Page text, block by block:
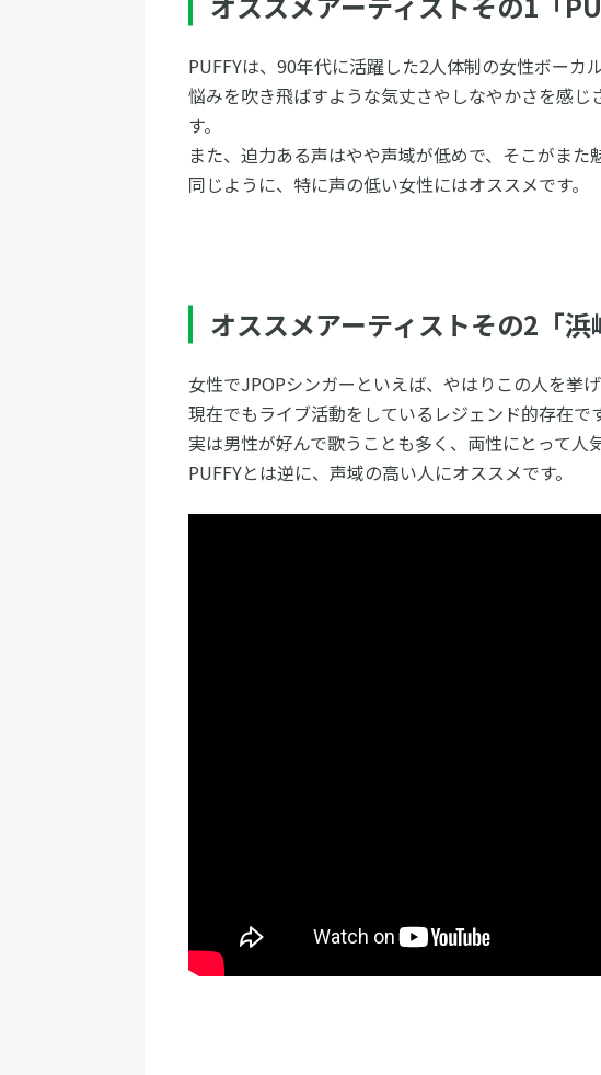
PUFFYは、90年代に活躍した2人体制の女性ボーカ
悩みを吹き飛ばすような気丈さやしなやかさを感じ
す。
また、迫力ある声はやや声域が低めで、そこがまた
同じように、特に声の低い女性にはオススメです。
オススメアーティストその2「浜
女性でJPOPシンガーといえば、やはりこの人を挙
現在でもライブ活動をしているレジェンド的存在で
実は男性が好んで歌うことも多く、両性にとって人
PUFFYとは逆に、声域の高い人にオススメです。